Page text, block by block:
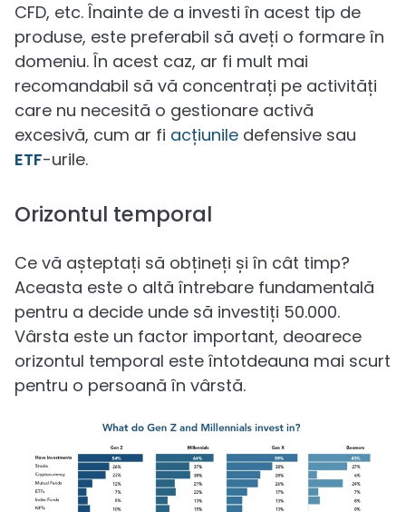
CFD, etc. Înainte de a investi în acest tip de
produse, este preferabil să aveți o formare în
domeniu. În acest caz, ar fi mult mai
recomandabil să vă concentrați pe activități
care nu necesită o gestionare activă
excesivă, cum ar fi acțiunile defensive sau
ETF-urile.
Orizontul temporal
Ce vă așteptați să obțineți și în cât timp?
Aceasta este o altă întrebare fundamentală
pentru a decide unde să investiți 50.000.
Vârsta este un factor important, deoarece
orizontul temporal este întotdeauna mai scurt
pentru o persoană în vârstă.